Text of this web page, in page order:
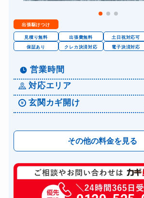
出張駆けつけ
見積り無料 出張費無料 土日祝対応可
保証あり
クレカ決済対応 電子決済対応
営業時間
対応エリア
玄関カギ開け
その他の料金を見る
玄関カギ修理
玄関カギ作成